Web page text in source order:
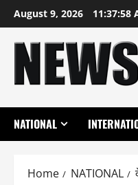
Skip
to
content
August 9, 2026 11:37:59
NATIONAL
Home NATIONAL